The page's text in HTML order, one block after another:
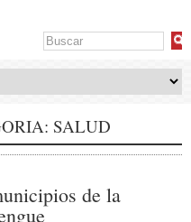
SALUD
de la